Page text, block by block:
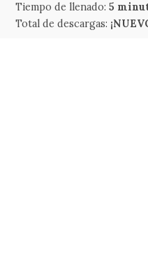
Tiempo de llenado:5
Total de descargas: